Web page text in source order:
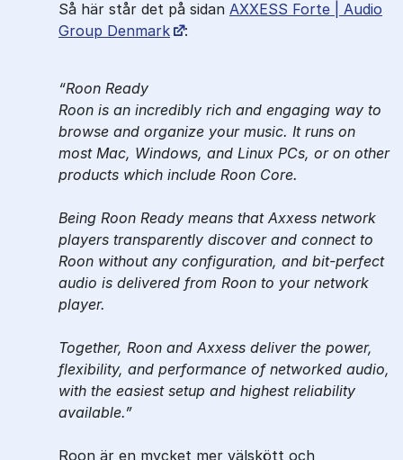
Så här står det på sidan AXXESS Forte | Audio
Group Denmark
:
Roon Ready
Roon is an incredibly rich and engaging way to
browse and organize your music. It runs on
most Mac, Windows, and Linux PCs, or on other
products which include Roon Core.
Being Roon Ready means that Axxess network
players transparently discover and connect to
Roon without any configuration, and bit-perfect
audio is delivered from Roon to your network
player.
Together, Roon and Axxess deliver the power,
flexibility, and performance of networked audio,
with the easiest setup and highest reliability
available.
Roon är en mycket mer välskött och